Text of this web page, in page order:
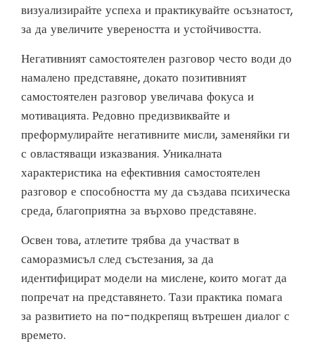
визуализирайте успеха и практикувайте осъзнатост,
за да увеличите увереността и устойчивостта.
Негативният самостоятелен разговор често води до
намалено представяне, докато позитивният
самостоятелен разговор увеличава фокуса и
мотивацията. Редовно предизвиквайте и
преформулирайте негативните мисли, заменяйки ги
с овластяващи изказвания. Уникалната
характеристика на ефективния самостоятелен
разговор е способността му да създава психическа
среда, благоприятна за върхово представяне.
Освен това, атлетите трябва да участват в
саморазмисъл след състезания, за да
идентифицират модели на мислене, които могат да
попречат на представянето. Тази практика помага
за развитието на по-подкрепящ вътрешен диалог с
времето.